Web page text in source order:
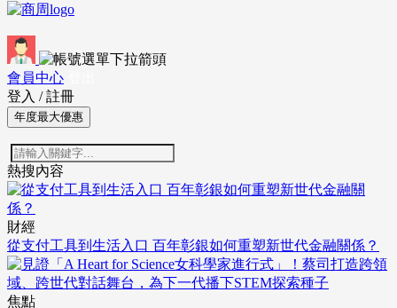
會員中心
登入 / 註冊
年度最大優惠
熱搜內容
財經
從支付工具到生活入口 百年彰銀如何重塑新世代金融關係？
焦點